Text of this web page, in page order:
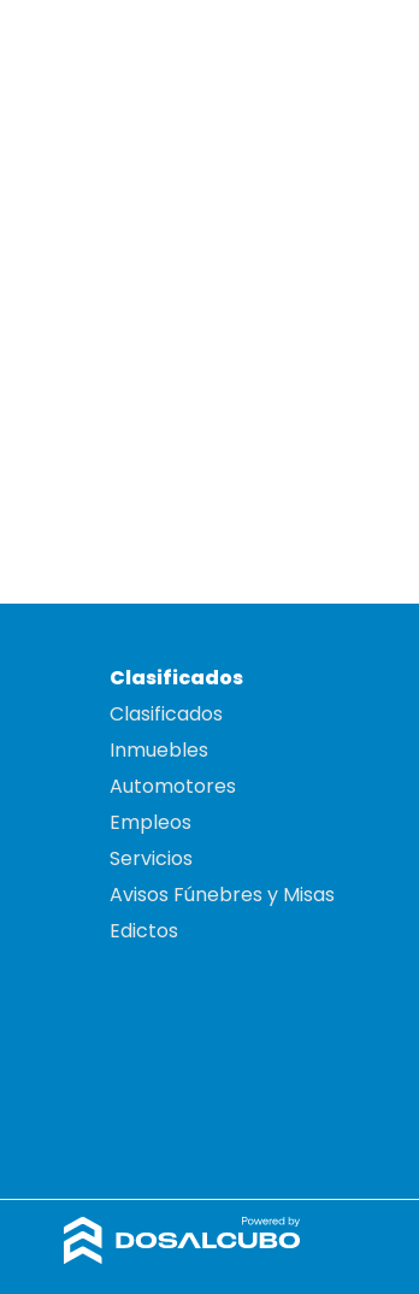
Clasificados
Clasificados
Inmuebles
Automotores
Empleos
Servicios
Avisos Fúnebres y Misas
Edictos